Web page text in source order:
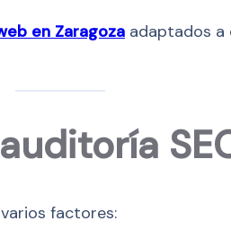
en Zaragoza adaptados a
factores: